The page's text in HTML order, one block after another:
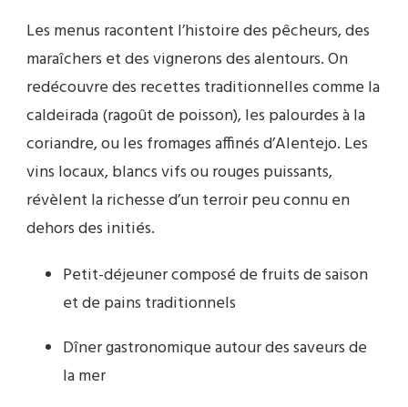
Les menus racontent l’histoire des pêcheurs, des
maraîchers et des vignerons des alentours. On
redécouvre des recettes traditionnelles comme la
caldeirada (ragoût de poisson), les palourdes à la
coriandre, ou les fromages affinés d’Alentejo. Les
vins locaux, blancs vifs ou rouges puissants,
révèlent la richesse d’un terroir peu connu en
dehors des initiés.
Petit-déjeuner composé de fruits de saison
et de pains traditionnels
Dîner gastronomique autour des saveurs de
la mer